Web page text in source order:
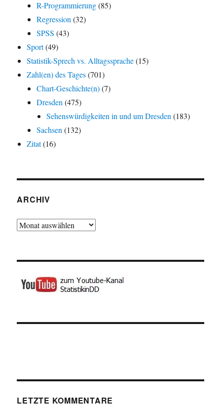
R-Programmierung(85)
Regression (32)
SPSS (43)
Sport(49)
Statistik-Sprech vs. Alltagssprache(15)
Zahl(en) des Tages(701)
Chart-Geschichte(n)(7)
Dresden (475)
Sehenswürdigkeiten in und um Dresden (183)
Sachsen (132)
Zitat(16)
ARCHIV
Archiv
LETZTE KOMMENTARE